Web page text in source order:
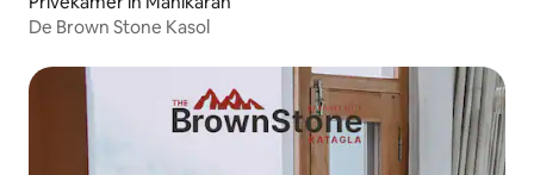
De Brown Stone Kasol